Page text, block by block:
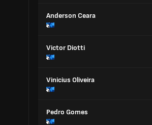
Anderson Ceara
Victor Diotti
Vinicius Oliveira
Pedro Gomes